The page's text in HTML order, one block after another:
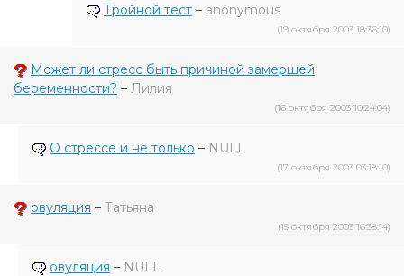
Тройной тест – anonymous
(19 октября 2003 18:36:10)
Может ли стресс быть причиной замершей
беременности? – Лилия
(16 октября 2003 10:24:04)
О стрессе и не только – NULL
(17 октября 2003 03:18:10)
овуляция – Татьяна
(15 октября 2003 16:38:14)
овуляция – NULL